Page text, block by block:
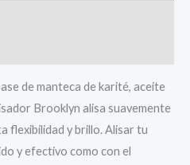
de manteca de karité, aceite
Brooklyn alisa suavemente
flexibilidad y brillo. Alisar tu
y efectivo como con el